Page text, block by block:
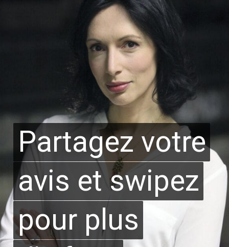
Partagez votre
avis et swipez
pour plus
Partagez votre
avis et swipez
pour plus